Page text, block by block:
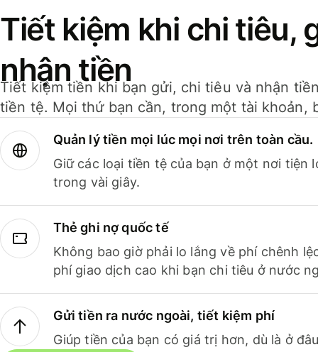
Tiết kiệm khi chi tiêu,
nhận tiền
Tiết kiệm tiền khi bạn gửi, chi tiêu và nhận
tiền tệ. Mọi thứ bạn cần, trong một tài khoản,
Quản lý tiền mọi lúc mọi nơi trên toàn cầu.
Giữ các loại tiền tệ của bạn ở một nơi tiện
trong vài giây.
Thẻ ghi nợ quốc tế
Không bao giờ phải lo lắng về phí chênh
phí giao dịch cao khi bạn chi tiêu ở nước
Gửi tiền ra nước ngoài, tiết kiệm phí
Giúp tiền của bạn có giá trị hơn, dù là ở